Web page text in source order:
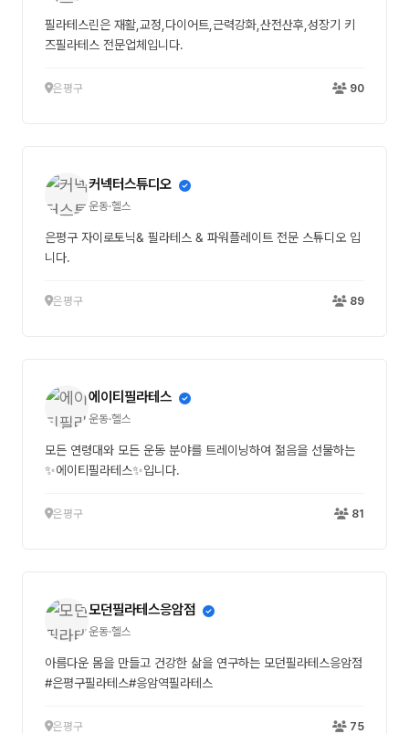
필라테스린은 재활,교정,다이어트,근력강화,산전산후,성장기 키
즈필라테스 전문업체입니다.
은평구 90
커넥터스튜디오
운동·헬스
은평구 자이로토닉& 필라테스 & 파워플레이트 전문 스튜디오 입
니다.
은평구 89
에이티필라테스
운동·헬스
모든 연령대와 모든 운동 분야를 트레이닝하여 젊음을 선물하는
✨에이티필라테스✨입니다.
은평구 81
모던필라테스응암점
운동·헬스
아름다운 몸을 만들고 건강한 삶을 연구하는 모던필라테스응암점
#은평구필라테스#응암역필라테스
은평구 75